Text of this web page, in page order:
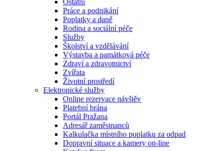
Ostatní
Práce a podnikání
Poplatky a daně
Rodina a sociální péče
Služby
Školství a vzdělávání
Výstavba a památková péče
Zdraví a zdravotnictví
Zvířata
Životní prostředí
Elektronické služby
Online rezervace návštěv
Platební brána
Portál Pražana
Adresář zaměstnanců
Kalkulačka místního poplatku za odpad
Dopravní situace a kamery on-line